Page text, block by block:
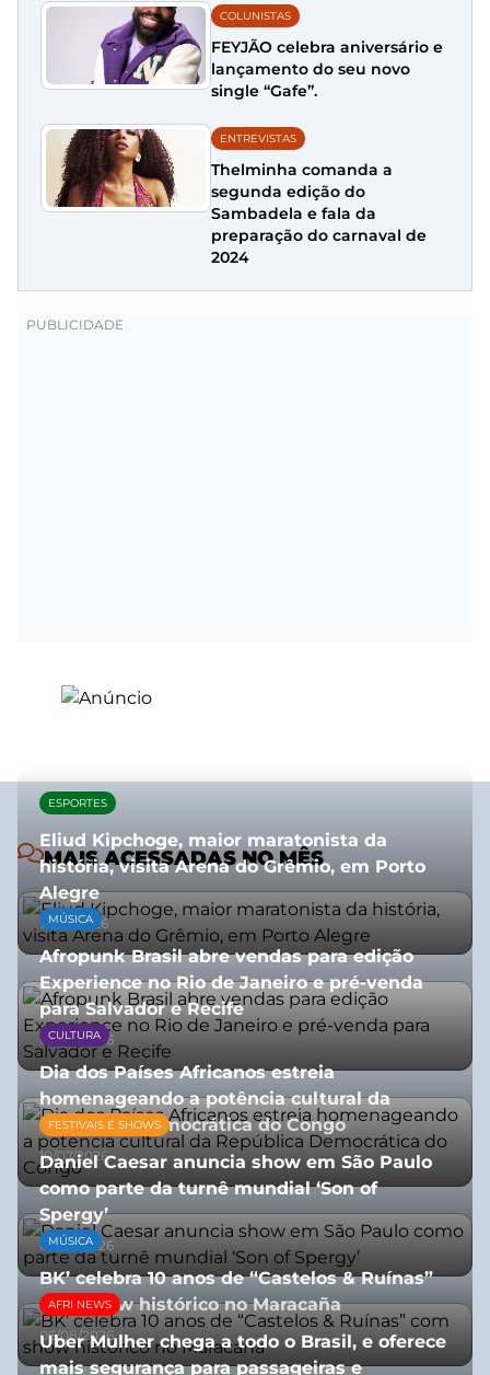
COLUNISTAS
FEYJÃO celebra aniversário e
lançamento do seu novo
single “Gafe”.
ENTREVISTAS
Thelminha comanda a
segunda edição do
Sambadela e fala da
preparação do carnaval de
2024
MAIS ACESSADAS NO MÊS
ESPORTES
Eliud Kipchoge, maior maratonista da
história, visita Arena do Grêmio, em Porto
Alegre
10/07/2026
MÚSICA
Afropunk Brasil abre vendas para edição
Experience no Rio de Janeiro e pré-venda
para Salvador e Recife
03/08/2026
CULTURA
Dia dos Países Africanos estreia
homenageando a potência cultural da
República Democrática do Congo
10/07/2026
FESTIVAIS E SHOWS
Daniel Caesar anuncia show em São Paulo
como parte da turnê mundial ‘Son of
Spergy’
05/08/2026
MÚSICA
BK’ celebra 10 anos de “Castelos & Ruínas”
com show histórico no Maracaña
06/08/2026
AFRI NEWS
Uber Mulher chega a todo o Brasil, e oferece
mais segurança para passageiras e